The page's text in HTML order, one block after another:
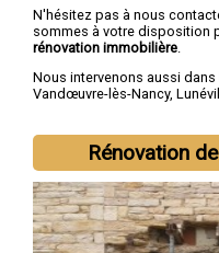
N'hésitez pas à nous
sommes à votre disposition
rénovation immobilière
Nous intervenons aussi
Vandœuvre-lès-Nancy,
Rénovation